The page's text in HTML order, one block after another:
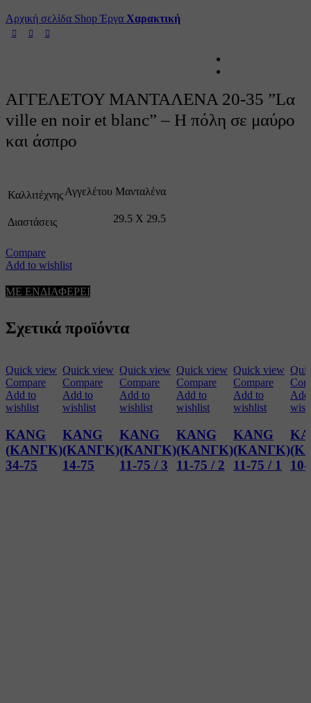
Αρχική σελίδα ShopΈργα Χαρακτική
ΑΓΓΕΛΕΤΟΥ ΜΑΝΤΑΛΕΝΑ 20-35 ”Lα
ville en noir et blanc” – Η πόλη σε μαύρο
και άσπρο
ΚαλλιτέχνηςΑγγελέτου Μανταλένα
Διαστάσεις 29.5 X 29.5
Compare
Add to wishlist
ΜΕ ΕΝΔΙΑΦΕΡΕΙ
Σχετικά προϊόντα
Quick view
Compare
Add to
wishlist
KANG
(ΚΑΝΓΚ)
34-75
Quick view
Compare
Add to
wishlist
KANG
(ΚΑΝΓΚ)
14-75
Quick view
Compare
Add to
wishlist
KANG
(ΚΑΝΓΚ)
11-75 / 3
Quick view
Compare
Add to
wishlist
KANG
(ΚΑΝΓΚ)
11-75 / 2
Quick view
Compare
Add to
wishlist
KANG
(ΚΑΝΓΚ)
11-75 / 1